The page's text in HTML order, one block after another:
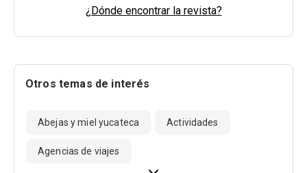
¿Dónde encontrar la revista?
Otros temas de interés
Abejas y miel yucateca Actividades
Agencias de viajes